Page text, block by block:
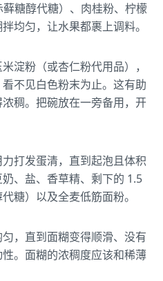
糖醇代糖）、肉桂粉、柠檬
均匀，让水果都裹上调料。
淀粉（或杏仁粉代用品），
不见白色粉末为止。这有助
稠。把碗放在一旁备用，开
打发蛋清，直到起泡且体积
、盐、香草精、剩下的 1.5
糖）以及全麦低筋面粉。
，直到面糊变得顺滑、没有
。面糊的浓稠度应该和稀薄